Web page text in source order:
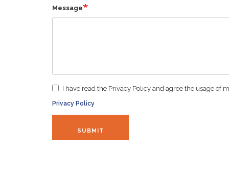
Message
I have read the Privacy Policy and agree the usage of
Privacy Policy
SUBMIT